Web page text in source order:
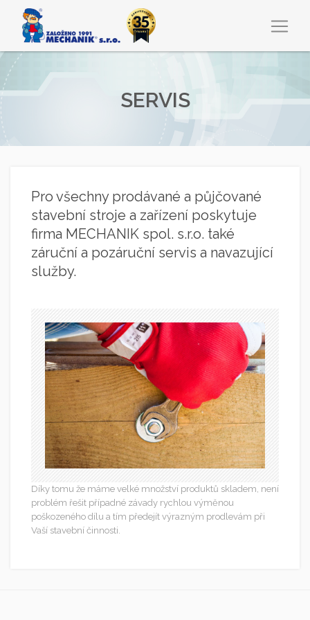
SERVIS
Pro všechny prodávané a půjčované
stavební stroje a zařízení poskytuje
firma MECHANIK spol. s.r.o. také
záruční a pozáruční servis a navazující
služby.
Díky tomu že máme velké množství produktů skladem, není
problém řešit případné závady rychlou výměnou
poškozeného dílu a tím předejít výrazným prodlevám při
Vaší stavební činnosti.